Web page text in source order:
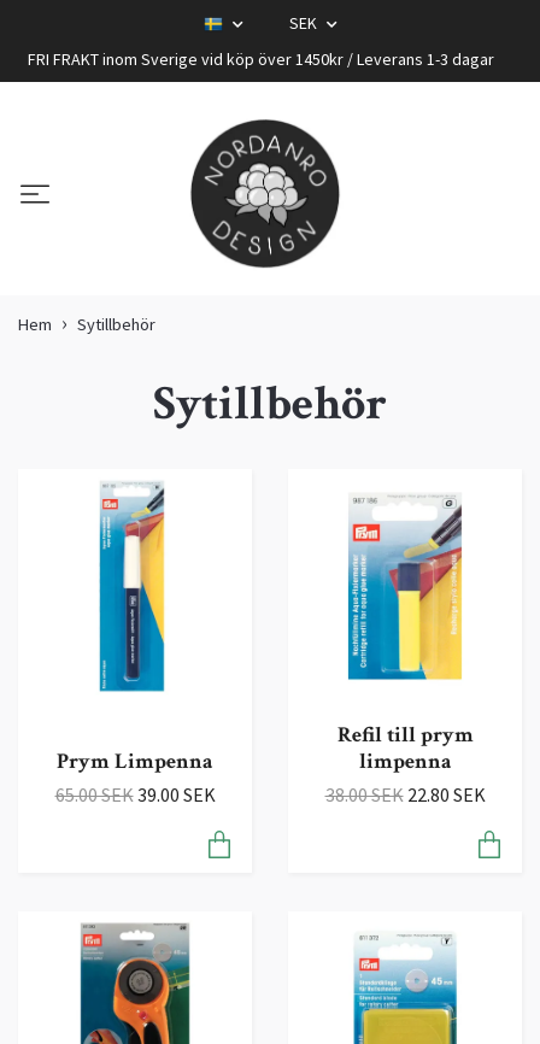
SEK
FRI FRAKT inom Sverige vid köp över 1450kr / Leverans 1-3 dagar
Hem Sytillbehör
Sytillbehör
Prym Limpenna
65.00 SEK39.00 SEK
Refil till prym
limpenna
38.00 SEK 22.80 SEK